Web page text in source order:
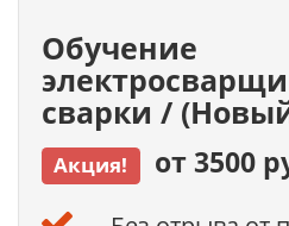
Обучение
сварки /
Акция! от 3500